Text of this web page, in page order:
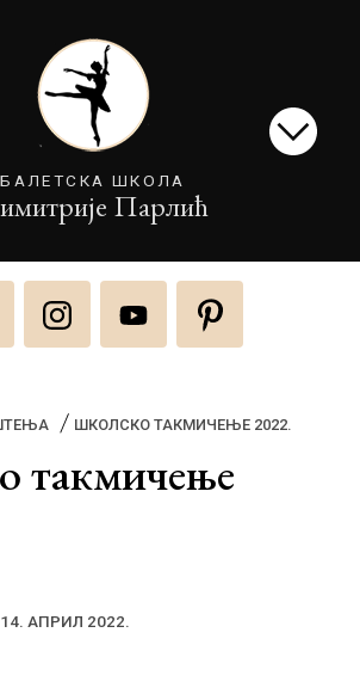
БАЛЕТСКА ШКОЛА
Парлић
ШКОЛСКО ТАКМИЧЕЊЕ 2022.
такмичење
14. АПРИЛ 2022.